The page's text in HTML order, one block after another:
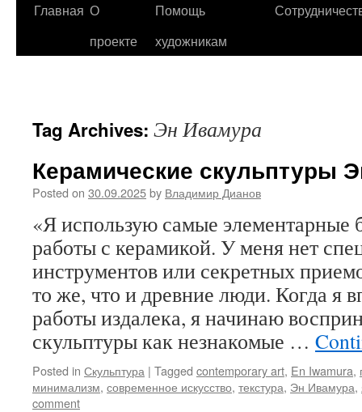
Главная О
проекте
Помощь
художникам
Tag Archives: Эн Ивамура
Керамические скульптуры
Posted on 30.09.2025by Владимир Дианов
«Я использую самые элементарные
работы с керамикой. У меня нет
инструментов или секретных
то же, что и древние люди. Когда я
работы издалека, я начинаю
скульптуры как незнакомые …
Posted in Скульптура | Tagged contemporary art, En Iwamura,
минимализм, современное искусство, текстура, Эн Ивамура,
comment